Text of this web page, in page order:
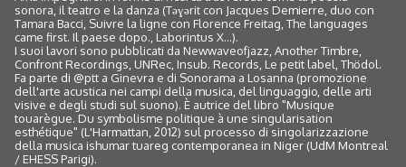
sonora, il teatro e la danza (Tǝɣǝrit con Jacques Demierre, duo con
Tamara Bacci, Suivre la ligne con Florence Freitag, The languages
came first. Il paese dopo., Laborintus X...).
I suoi lavori sono pubblicati da Newwaveofjazz, Another Timbre,
Confront Recordings, UNRec, Insub. Records, Le petit label, Thödol.
Fa parte di @ptt a Ginevra e di Sonorama a Losanna (promozione
dell'arte acustica nei campi della musica, del linguaggio, delle arti
visive e degli studi sul suono). È autrice del libro "Musique
touarègue. Du symbolisme politique à une singularisation
esthétique" (L'Harmattan, 2012) sul processo di singolarizzazione
della musica ishumar tuareg contemporanea in Niger (UdM Montreal
/ EHESS Parigi).